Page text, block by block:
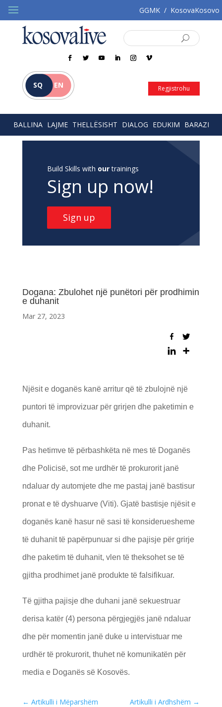
GGMK / KosovaKosovo
SQ EN Regjistrohu
BALLINA LAJME THELLËSISHT DIALOG EDUKIM BARAZI
Build Skills with ourtrainings
Sign up now!
Sign up
Dogana: Zbulohet një punëtori për prodhimin
e duhanit
Mar 27, 2023
Njësit e doganës kanë arritur që të zbulojnë një
puntori të improvizuar për grirjen dhe paketimin e
duhanit.
Pas hetimve të përbashkëta në mes të Doganës
dhe Policisë, sot me urdhër të prokurorit janë
ndaluar dy automjete dhe me pastaj janë bastisur
pronat e të dyshuarve (Viti). Gjatë bastisje njësit e
doganës kanë hasur në sasi të konsideruesheme
të duhanit të papërpunuar si dhe pajisje për grirje
dhe paketim të duhanit, vlen të theksohet se të
gjitha prodhimet janë produkte të falsifikuar.
Të gjitha pajisje dhe duhani janë sekuestruar
derisa katër (4) persona përgjegjës janë ndaluar
dhe për momentin janë duke u intervistuar me
urdhër të prokurorit, thuhet në komunikatën për
media e Doganës së Kosovës.
← Artikulli i Mëparshëm Artikulli i Ardhshëm →